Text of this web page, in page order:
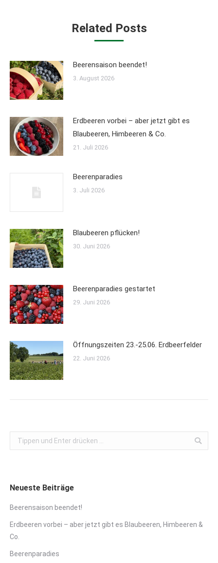
Related Posts
Beerensaison beendet!
3. August 2026
Erdbeeren vorbei – aber jetzt gibt es
Blaubeeren, Himbeeren & Co.
21. Juli 2026
Beerenparadies
3. Juli 2026
Blaubeeren pflücken!
30. Juni 2026
Beerenparadies gestartet
29. Juni 2026
Öffnungszeiten 23.-25.06. Erdbeerfelder
22. Juni 2026
Search:
Neueste Beiträge
Beerensaison beendet!
Erdbeeren vorbei – aber jetzt gibt es Blaubeeren, Himbeeren &
Co.
Beerenparadies